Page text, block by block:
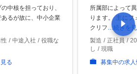
中核を担っており、
るが故に、中小企業
中途入社
役職な
る
所属部によって
ります。 主にフ
クリフ …続きを
製造
正社員
し
現職
募集中の求